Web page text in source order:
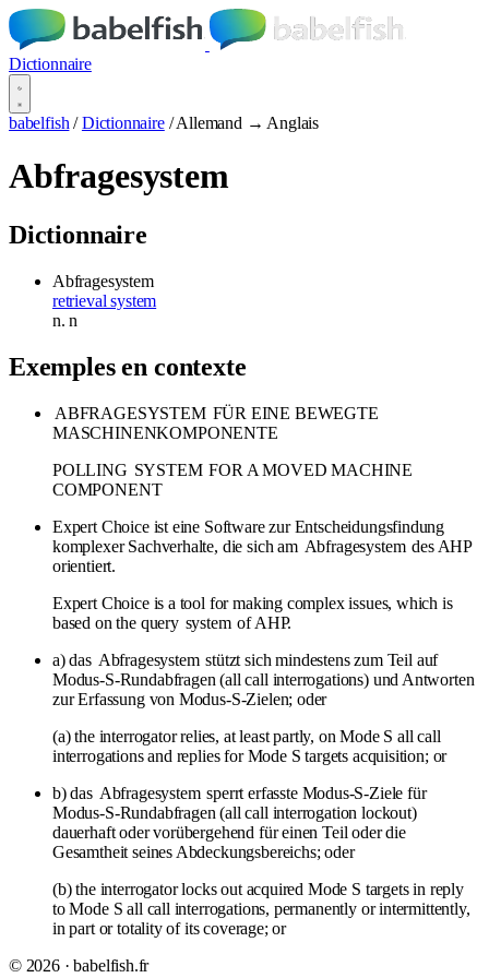
Dictionnaire
babelfish / Dictionnaire / Allemand → Anglais
Abfragesystem
Dictionnaire
Abfragesystem
retrieval system
n.n
Exemples en contexte
ABFRAGESYSTEM FÜR EINE BEWEGTE
MASCHINENKOMPONENTE
POLLING SYSTEM FOR A MOVED MACHINE
COMPONENT
Expert Choice ist eine Software zur Entscheidungsfindung
komplexer Sachverhalte, die sich am Abfragesystem des AHP
orientiert.
Expert Choice is a tool for making complex issues, which is
based on the query system of AHP.
a) das Abfragesystem stützt sich mindestens zum Teil auf
Modus-S-Rundabfragen (all call interrogations) und Antworten
zur Erfassung von Modus-S-Zielen; oder
(a) the interrogator relies, at least partly, on Mode S all call
interrogations and replies for Mode S targets acquisition; or
b) das Abfragesystem sperrt erfasste Modus-S-Ziele für
Modus-S-Rundabfragen (all call interrogation lockout)
dauerhaft oder vorübergehend für einen Teil oder die
Gesamtheit seines Abdeckungsbereichs; oder
(b) the interrogator locks out acquired Mode S targets in reply
to Mode S all call interrogations, permanently or intermittently,
in part or totality of its coverage; or
© 2026 · babelfish.fr